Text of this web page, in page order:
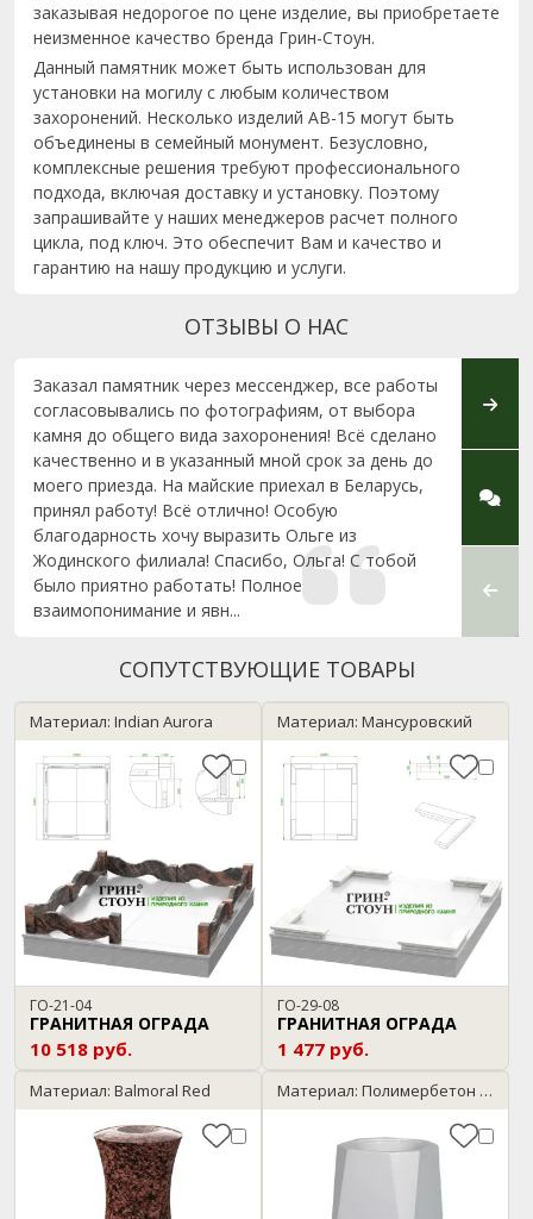
заказывая недорогое по цене изделие, вы приобретаете
неизменное качество бренда Грин-Стоун.
Данный памятник может быть использован для
установки на могилу с любым количеством
захоронений. Несколько изделий AB-15 могут быть
объединены в семейный монумент. Безусловно,
комплексные решения требуют профессионального
подхода, включая доставку и установку. Поэтому
запрашивайте у наших менеджеров расчет полного
цикла, под ключ. Это обеспечит Вам и качество и
гарантию на нашу продукцию и услуги.
ОТЗЫВЫ О НАС
Заказал памятник через мессенджер, все работы
согласовывались по фотографиям, от выбора
камня до общего вида захоронения! Всё сделано
качественно и в указанный мной срок за день до
моего приезда. На майские приехал в Беларусь,
принял работу! Всё отлично! Особую
благодарность хочу выразить Ольге из
Жодинского филиала! Спасибо, Ольга! С тобой
было приятно работать! Полное
взаимопонимание и явн...
СОПУТСТВУЮЩИЕ ТОВАРЫ
Материал: Indian Aurora
ГО-21-04
ГРАНИТНАЯ ОГРАДА
10 518 руб.
Материал: Мансуровский
ГО-29-08
ГРАНИТНАЯ ОГРАДА
1 477 руб.
Материал: Balmoral Red Материал: Полимербетон / мрамор